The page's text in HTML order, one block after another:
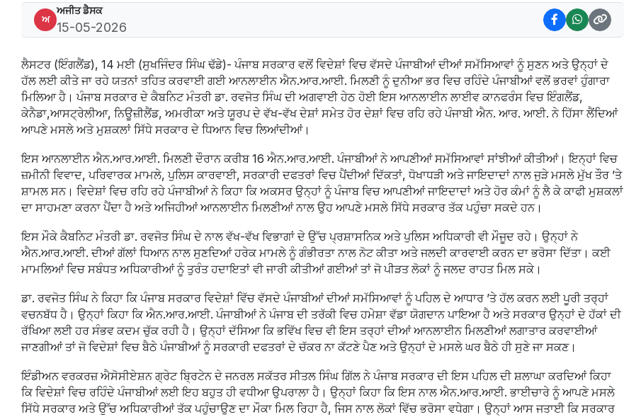
ਅ
ਅਜੀਤ ਡੈਸਕ
15-05-2026
ਲੈਸਟਰ (ਇੰਗਲੈਂਡ), 14 ਮਈ (ਸੁਖਜਿੰਦਰ ਸਿੰਘ ਢੱਡੇ)- ਪੰਜਾਬ ਸਰਕਾਰ ਵਲੋਂ ਵਿਦੇਸ਼ਾਂ ਵਿਚ ਵੱਸਦੇ ਪੰਜਾਬੀਆਂ ਦੀਆਂ ਸਮੱਸਿਆਵਾਂ ਨੂੰ ਸੁਣਨ ਅਤੇ ਉਨ੍ਹਾਂ ਦੇ
ਹੱਲ ਲਈ ਕੀਤੇ ਜਾ ਰਹੇ ਯਤਨਾਂ ਤਹਿਤ ਕਰਵਾਈ ਗਈ ਆਨਲਾਈਨ ਐਨ.ਆਰ.ਆਈ. ਮਿਲਣੀ ਨੂੰ ਦੁਨੀਆ ਭਰ ਵਿਚ ਰਹਿੰਦੇ ਪੰਜਾਬੀਆਂ ਵਲੋਂ ਭਰਵਾਂ ਹੁੰਗਾਰਾ
ਮਿਲਿਆ ਹੈ। ਪੰਜਾਬ ਸਰਕਾਰ ਦੇ ਕੈਬਨਿਟ ਮੰਤਰੀ ਡਾ. ਰਵਜੋਤ ਸਿੰਘ ਦੀ ਅਗਵਾਈ ਹੇਠ ਹੋਈ ਇਸ ਆਨਲਾਈਨ ਲਾਈਵ ਕਾਨਫਰੰਸ ਵਿਚ ਇੰਗਲੈਂਡ,
ਕੇਨੈਡਾ,ਆਸਟ੍ਰੇਲੀਆ, ਨਿਊਜ਼ੀਲੈਂਡ, ਅਮਰੀਕਾ ਅਤੇ ਯੂਰਪ ਦੇ ਵੱਖ-ਵੱਖ ਦੇਸ਼ਾਂ ਸਮੇਤ ਹੋਰ ਦੇਸ਼ਾਂ ਵਿਚ ਰਹਿ ਰਹੇ ਪੰਜਾਬੀ ਐਨ. ਆਰ. ਆਈ. ਨੇ ਹਿੱਸਾ ਲੈਂਦਿਆਂ
ਆਪਣੇ ਮਸਲੇ ਅਤੇ ਮੁਸ਼ਕਲਾਂ ਸਿੱਧੇ ਸਰਕਾਰ ਦੇ ਧਿਆਨ ਵਿਚ ਲਿਆਂਦੀਆਂ।
ਇਸ ਆਨਲਾਈਨ ਐਨ.ਆਰ.ਆਈ. ਮਿਲਣੀ ਦੌਰਾਨ ਕਰੀਬ 16 ਐਨ.ਆਰ.ਆਈ. ਪੰਜਾਬੀਆਂ ਨੇ ਆਪਣੀਆਂ ਸਮੱਸਿਆਵਾਂ ਸਾਂਝੀਆਂ ਕੀਤੀਆਂ। ਇਨ੍ਹਾਂ ਵਿਚ
ਜ਼ਮੀਨੀ ਵਿਵਾਦ, ਪਰਿਵਾਰਕ ਮਾਮਲੇ, ਪੁਲਿਸ ਕਾਰਵਾਈ, ਸਰਕਾਰੀ ਦਫਤਰਾਂ ਵਿਚ ਪੈਂਦੀਆਂ ਦਿੱਕਤਾਂ, ਧੋਖਾਧੜੀ ਅਤੇ ਜਾਇਦਾਦਾਂ ਨਾਲ ਜੁੜੇ ਮਸਲੇ ਮੁੱਖ ਤੌਰ ’ਤੇ
ਸ਼ਾਮਲ ਸਨ। ਵਿਦੇਸ਼ਾਂ ਵਿਚ ਰਹਿ ਰਹੇ ਪੰਜਾਬੀਆਂ ਨੇ ਕਿਹਾ ਕਿ ਅਕਸਰ ਉਨ੍ਹਾਂ ਨੂੰ ਪੰਜਾਬ ਵਿਚ ਆਪਣੀਆਂ ਜਾਇਦਾਦਾਂ ਅਤੇ ਹੋਰ ਕੰਮਾਂ ਨੂੰ ਲੈ ਕੇ ਕਾਫੀ ਮੁਸ਼ਕਲਾਂ
ਦਾ ਸਾਹਮਣਾ ਕਰਨਾ ਪੈਂਦਾ ਹੈ ਅਤੇ ਅਜਿਹੀਆਂ ਆਨਲਾਈਨ ਮਿਲਣੀਆਂ ਨਾਲ ਉਹ ਆਪਣੇ ਮਸਲੇ ਸਿੱਧੇ ਸਰਕਾਰ ਤੱਕ ਪਹੁੰਚਾ ਸਕਦੇ ਹਨ।
ਇਸ ਮੌਕੇ ਕੈਬਨਿਟ ਮੰਤਰੀ ਡਾ. ਰਵਜੋਤ ਸਿੰਘ ਦੇ ਨਾਲ ਵੱਖ-ਵੱਖ ਵਿਭਾਗਾਂ ਦੇ ਉੱਚ ਪ੍ਰਸ਼ਾਸਨਿਕ ਅਤੇ ਪੁਲਿਸ ਅਧਿਕਾਰੀ ਵੀ ਮੌਜੂਦ ਰਹੇ। ਉਨ੍ਹਾਂ ਨੇ
ਐਨ.ਆਰ.ਆਈ. ਦੀਆਂ ਗੱਲਾਂ ਧਿਆਨ ਨਾਲ ਸੁਣਦਿਆਂ ਹਰੇਕ ਮਾਮਲੇ ਨੂੰ ਗੰਭੀਰਤਾ ਨਾਲ ਨੋਟ ਕੀਤਾ ਅਤੇ ਜਲਦੀ ਕਾਰਵਾਈ ਕਰਨ ਦਾ ਭਰੋਸਾ ਦਿੱਤਾ। ਕਈ
ਮਾਮਲਿਆਂ ਵਿਚ ਸਬੰਧਤ ਅਧਿਕਾਰੀਆਂ ਨੂੰ ਤੁਰੰਤ ਹਦਾਇਤਾਂ ਵੀ ਜਾਰੀ ਕੀਤੀਆਂ ਗਈਆਂ ਤਾਂ ਜੋ ਪੀੜਤ ਲੋਕਾਂ ਨੂੰ ਜਲਦ ਰਾਹਤ ਮਿਲ ਸਕੇ।
ਡਾ. ਰਵਜੋਤ ਸਿੰਘ ਨੇ ਕਿਹਾ ਕਿ ਪੰਜਾਬ ਸਰਕਾਰ ਵਿਦੇਸ਼ਾਂ ਵਿੱਚ ਵੱਸਦੇ ਪੰਜਾਬੀਆਂ ਦੀਆਂ ਸਮੱਸਿਆਵਾਂ ਨੂੰ ਪਹਿਲ ਦੇ ਆਧਾਰ ’ਤੇ ਹੱਲ ਕਰਨ ਲਈ ਪੂਰੀ ਤਰ੍ਹਾਂ
ਵਚਨਬੱਧ ਹੈ। ਉਨ੍ਹਾਂ ਕਿਹਾ ਕਿ ਐਨ.ਆਰ.ਆਈ. ਪੰਜਾਬੀਆਂ ਨੇ ਪੰਜਾਬ ਦੀ ਤਰੱਕੀ ਵਿਚ ਹਮੇਸ਼ਾ ਵੱਡਾ ਯੋਗਦਾਨ ਪਾਇਆ ਹੈ ਅਤੇ ਸਰਕਾਰ ਉਨ੍ਹਾਂ ਦੇ ਹੱਕਾਂ ਦੀ
ਰੱਖਿਆ ਲਈ ਹਰ ਸੰਭਵ ਕਦਮ ਚੁੱਕ ਰਹੀ ਹੈ। ਉਨ੍ਹਾਂ ਦੱਸਿਆ ਕਿ ਭਵਿੱਖ ਵਿਚ ਵੀ ਇਸ ਤਰ੍ਹਾਂ ਦੀਆਂ ਆਨਲਾਈਨ ਮਿਲਣੀਆਂ ਲਗਾਤਾਰ ਕਰਵਾਈਆਂ
ਜਾਣਗੀਆਂ ਤਾਂ ਜੋ ਵਿਦੇਸ਼ਾਂ ਵਿਚ ਬੈਠੇ ਪੰਜਾਬੀਆਂ ਨੂੰ ਸਰਕਾਰੀ ਦਫਤਰਾਂ ਦੇ ਚੱਕਰ ਨਾ ਕੱਟਣੇ ਪੈਣ ਅਤੇ ਉਨ੍ਹਾਂ ਦੇ ਮਸਲੇ ਘਰ ਬੈਠੇ ਹੀ ਸੁਣੇ ਜਾ ਸਕਣ।
ਇੰਡੀਅਨ ਵਰਕਰਜ਼ ਐਸੋਸੀਏਸ਼ਨ ਗ੍ਰੇਟ ਬ੍ਰਿਟੇਨ ਦੇ ਜਨਰਲ ਸਕੱਤਰ ਸੀਤਲ ਸਿੰਘ ਗਿੱਲ ਨੇ ਪੰਜਾਬ ਸਰਕਾਰ ਦੀ ਇਸ ਪਹਿਲ ਦੀ ਸ਼ਲਾਘਾ ਕਰਦਿਆਂ ਕਿਹਾ
ਕਿ ਵਿਦੇਸ਼ਾਂ ਵਿਚ ਰਹਿੰਦੇ ਪੰਜਾਬੀਆਂ ਲਈ ਇਹ ਬਹੁਤ ਹੀ ਵਧੀਆ ਉਪਰਾਲਾ ਹੈ। ਉਨ੍ਹਾਂ ਕਿਹਾ ਕਿ ਇਸ ਨਾਲ ਐਨ.ਆਰ.ਆਈ. ਭਾਈਚਾਰੇ ਨੂੰ ਆਪਣੇ ਮਸਲੇ
ਸਿੱਧੇ ਸਰਕਾਰ ਅਤੇ ਉੱਚ ਅਧਿਕਾਰੀਆਂ ਤੱਕ ਪਹੁੰਚਾਉਣ ਦਾ ਮੌਕਾ ਮਿਲ ਰਿਹਾ ਹੈ, ਜਿਸ ਨਾਲ ਲੋਕਾਂ ਵਿੱਚ ਭਰੋਸਾ ਵਧੇਗਾ। ਉਨ੍ਹਾਂ ਆਸ ਜਤਾਈ ਕਿ ਸਰਕਾਰ